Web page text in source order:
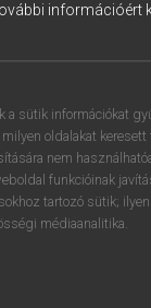
információért
a sütik információkat
oldalakat keresett
nem
funkcióinak
tartozó sütik;
médiaanalitika.
8 9
u i
k l é
m , .